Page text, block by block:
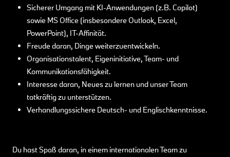
Sicherer Umgang mit KI-Anwendungen (z.B. Copilot)
sowie MS Office (insbesondere Outlook, Excel,
PowerPoint), IT-Affinität.
Freude daran, Dinge weiterzuentwickeln.
Organisationstalent, Eigeninitiative, Team- und
Kommunikationsfähigkeit.
Interesse daran, Neues zu lernen und unser Team
tatkräftig zu unterstützen.
Verhandlungssichere Deutsch- und Englischkenntnisse.
Du hast Spaß daran, in einem internationalen Team zu